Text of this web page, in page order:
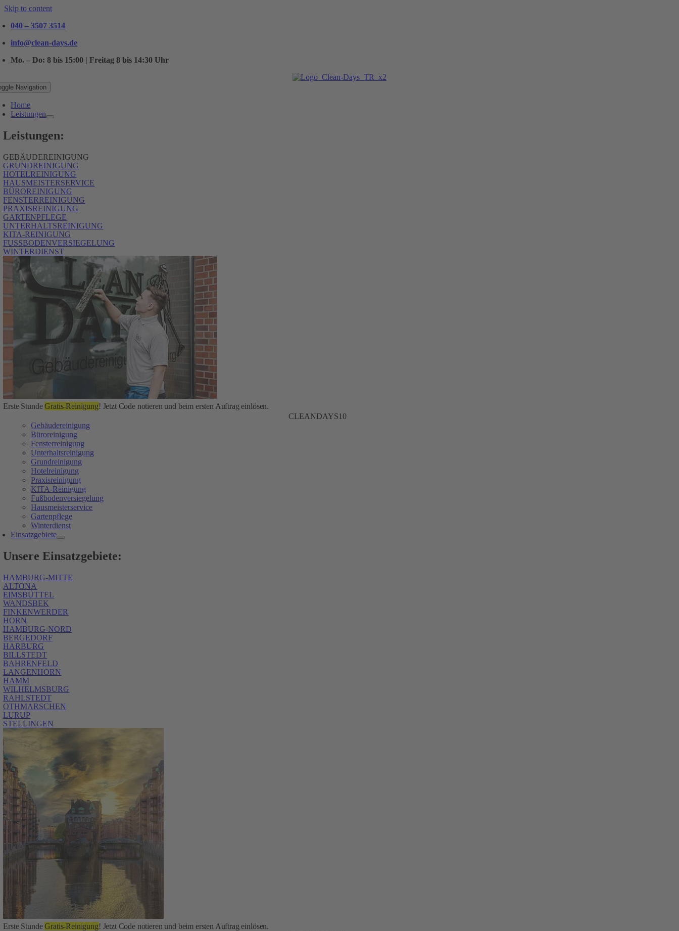
Skip to content
040 – 3507 3514
info@clean-days.de
Mo. – Do: 8 bis 15:00 | Freitag 8 bis 14:30 Uhr
Navigation
Home
Leistungen
Leistungen:
GEBÄUDEREINIGUNG
GRUNDREINIGUNG
HOTELREINIGUNG
HAUSMEISTERSERVICE
BÜROREINIGUNG
FENSTERREINIGUNG
PRAXISREINIGUNG
GARTENPFLEGE
UNTERHALTSREINIGUNG
KITA-REINIGUNG
FUSSBODENVERSIEGELUNG
WINTERDIENST
Erste StundeGratis-Reinigung! Jetzt Code notieren und beim ersten Auftrag einlösen.
CLEANDAYS10
Gebäudereinigung
Büroreinigung
Fensterreinigung
Unterhaltsreinigung
Grundreinigung
Hotelreinigung
Praxisreinigung
KITA-Reinigung
Fußbodenversiegelung
Hausmeisterservice
Gartenpflege
Winterdienst
Einsatzgebiete
Unsere Einsatzgebiete:
HAMBURG-MITTE
ALTONA
EIMSBÜTTEL
WANDSBEK
FINKENWERDER
HORN
HAMBURG-NORD
BERGEDORF
HARBURG
BILLSTEDT
BAHRENFELD
LANGENHORN
HAMM
WILHELMSBURG
RAHLSTEDT
OTHMARSCHEN
LURUP
STELLINGEN
Erste StundeGratis-Reinigung! Jetzt Code notieren und beim ersten Auftrag einlösen.